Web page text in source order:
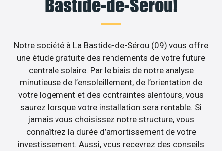
Bastide-de-Sérou!
Notre société à La Bastide-de-Sérou (09) vous offre
une étude gratuite des rendements de votre future
centrale solaire. Par le biais de notre analyse
minutieuse de l’ensoleillement, de l’orientation de
votre logement et des contraintes alentours, vous
saurez lorsque votre installation sera rentable. Si
jamais vous choisissez notre structure, vous
connaîtrez la durée d’amortissement de votre
investissement. Aussi, vous recevrez des conseils